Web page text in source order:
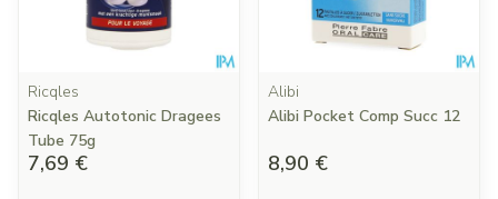
Ricqles
Ricqles Autotonic Dragees
Tube 75g
7,69 €
Alibi
Alibi Pocket Comp Succ 12
8,90 €